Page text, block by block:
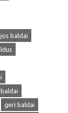
baldai
geri baldai